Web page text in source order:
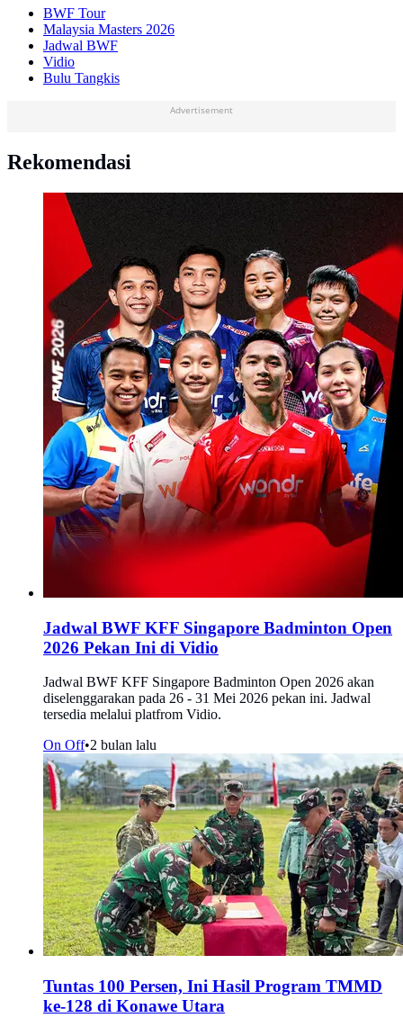
BWF Tour
Malaysia Masters 2026
Jadwal BWF
Vidio
Bulu Tangkis
Advertisement
Rekomendasi
Jadwal BWF KFF Singapore Badminton Open
2026 Pekan Ini di Vidio
Jadwal BWF KFF Singapore Badminton Open 2026 akan
diselenggarakan pada 26 - 31 Mei 2026 pekan ini. Jadwal
tersedia melalui platfrom Vidio.
On Off•2 bulan lalu
Tuntas 100 Persen, Ini Hasil Program TMMD
ke-128 di Konawe Utara